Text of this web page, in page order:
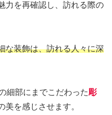
力を再確認し、訪れる際の
な装飾は、訪れる人々に深
細部にまでこだわった彫
美を感じさせます。